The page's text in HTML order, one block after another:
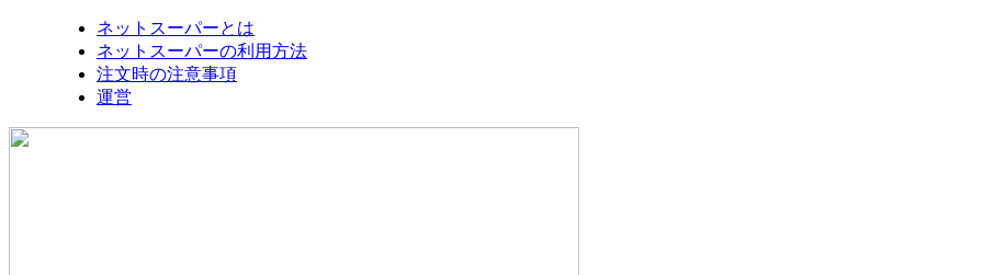
ネットスーパーとは
ネットスーパーの利用方法
注文時の注意事項
運営